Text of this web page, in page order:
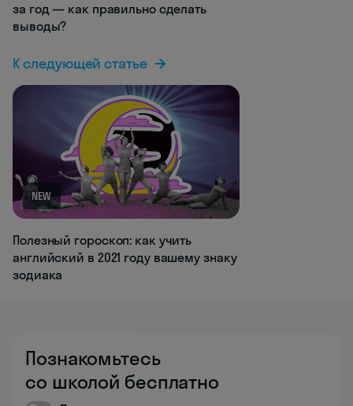
за год — как правильно сделать
выводы?
К следующей статье
NEW
Полезный гороскоп: как учить
английский в 2021 году вашему знаку
зодиака
Познакомьтесь
со школой бесплатно